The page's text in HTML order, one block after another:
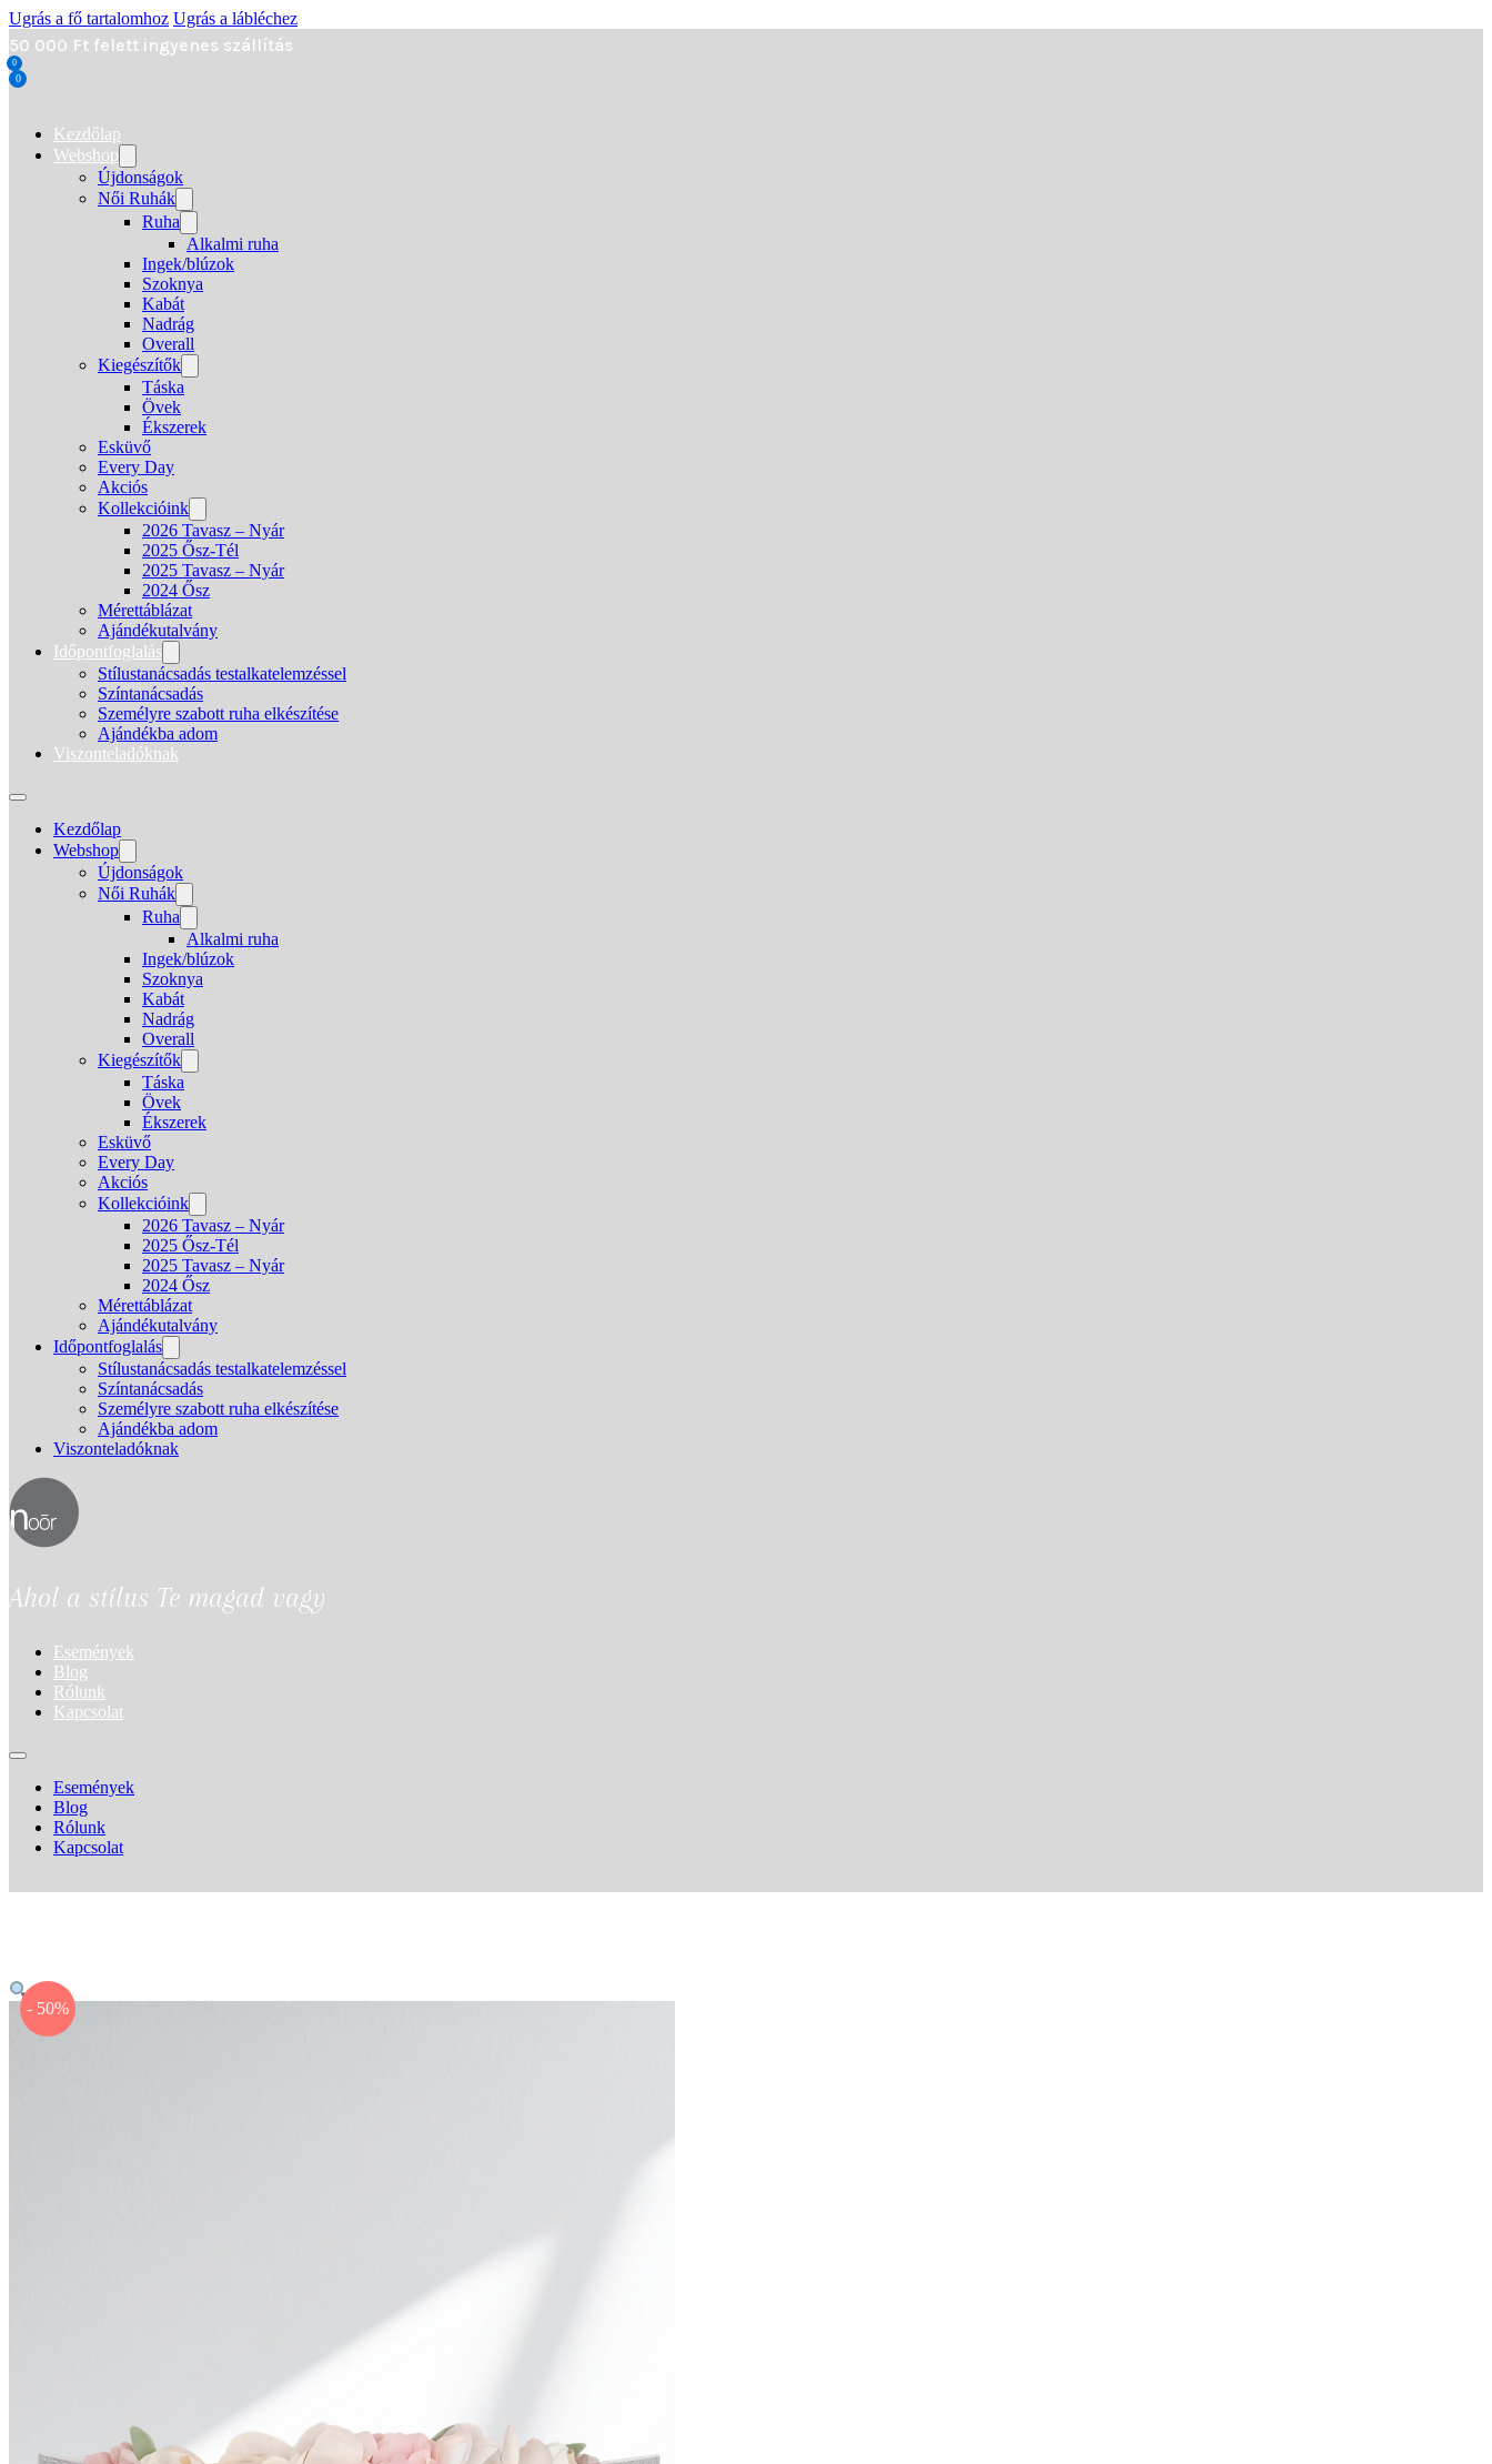
Ugrás a fő tartalomhoz Ugrás a lábléchez
50 000 Ft felett ingyenes szállítás
0
0
Kezdőlap
Webshop
Újdonságok
Női Ruhák
Ruha
Alkalmi ruha
Ingek/blúzok
Szoknya
Kabát
Nadrág
Overall
Kiegészítők
Táska
Övek
Ékszerek
Esküvő
Every Day
Akciós
Kollekcióink
2026 Tavasz – Nyár
2025 Ősz-Tél
2025 Tavasz – Nyár
2024 Ősz
Mérettáblázat
Ajándékutalvány
Időpontfoglalás
Stílustanácsadás testalkatelemzéssel
Színtanácsadás
Személyre szabott ruha elkészítése
Ajándékba adom
Viszonteladóknak
Kezdőlap
Webshop
Újdonságok
Női Ruhák
Ruha
Alkalmi ruha
Ingek/blúzok
Szoknya
Kabát
Nadrág
Overall
Kiegészítők
Táska
Övek
Ékszerek
Esküvő
Every Day
Akciós
Kollekcióink
2026 Tavasz – Nyár
2025 Ősz-Tél
2025 Tavasz – Nyár
2024 Ősz
Mérettáblázat
Ajándékutalvány
Időpontfoglalás
Stílustanácsadás testalkatelemzéssel
Színtanácsadás
Személyre szabott ruha elkészítése
Ajándékba adom
Viszonteladóknak
Ahol a stílus Te magad vagy
Események
Blog
Rólunk
Kapcsolat
Események
Blog
Rólunk
Kapcsolat
- 50%